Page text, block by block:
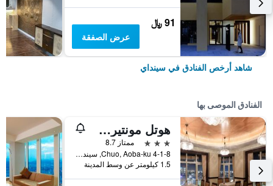
91 ﷼
عرض الصفقة
شاهد أرخص الفنادق في سينداي
الفنادق الموصى بها
هوتل مونتيري سينداي
3 نجوم
ممتاز 8.7
4-1-8 Chuo, Aoba-ku, سينداي, اليابان
1.5 كيلومتر عن وسط المدينة